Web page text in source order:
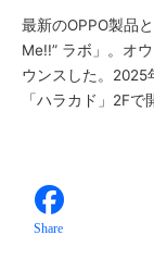
最新のOPPO製品
Me!!” ラボ」。オ
ウンスした。2025
「ハラカド」2Fで
Share